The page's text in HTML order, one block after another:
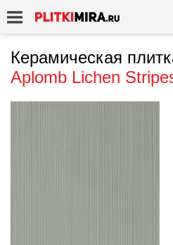
Керамическая
Aplomb Lichen